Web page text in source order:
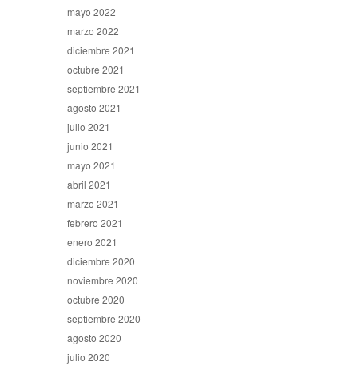
mayo 2022
marzo 2022
diciembre 2021
octubre 2021
septiembre 2021
agosto 2021
julio 2021
junio 2021
mayo 2021
abril 2021
marzo 2021
febrero 2021
enero 2021
diciembre 2020
noviembre 2020
octubre 2020
septiembre 2020
agosto 2020
julio 2020